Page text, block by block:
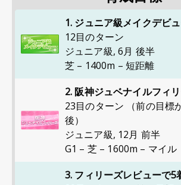
1. ジュニア級メイクデビ
12目のターン
ジュニア級, 6月 後半
芝 – 1400m – 短距離
2. 阪神ジュベナイルフィ
23目のターン （前の目標
後）
ジュニア級, 12月 前半
G1 – 芝 – 1600m – マイル
3. フィリーズレビューで5